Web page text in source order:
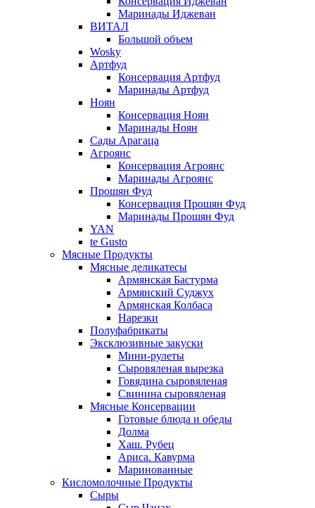
Маринады Иджеван
ВИТАЛ
Большой объем
Wosky
Артфуд
Консервация Артфуд
Маринады Артфуд
Ноян
Консервация Ноян
Маринады Ноян
Сады Арагаца
Агроянс
Консервация Агроянс
Маринады Агроянс
Прошян Фуд
Консервация Прошян Фуд
Маринады Прошян Фуд
YAN
te Gusto
Мясные Продукты
Мясные деликатесы
Армянская Бастурма
Армянский Суджух
Армянская Колбаса
Нарезки
Полуфабрикаты
Эксклюзивные закуски
Мини-рулеты
Сыровяленая вырезка
Говядина сыровяленая
Свинина сыровяленая
Мясные Консервации
Готовые блюда и обеды
Долма
Хаш. Рубец
Ариса. Кавурма
Маринованные
Кисломолочные Продукты
Сыры